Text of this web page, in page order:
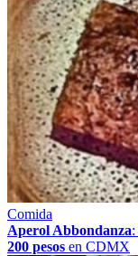
Comida
Aperol Abbondanza
200 pesos en CDMX